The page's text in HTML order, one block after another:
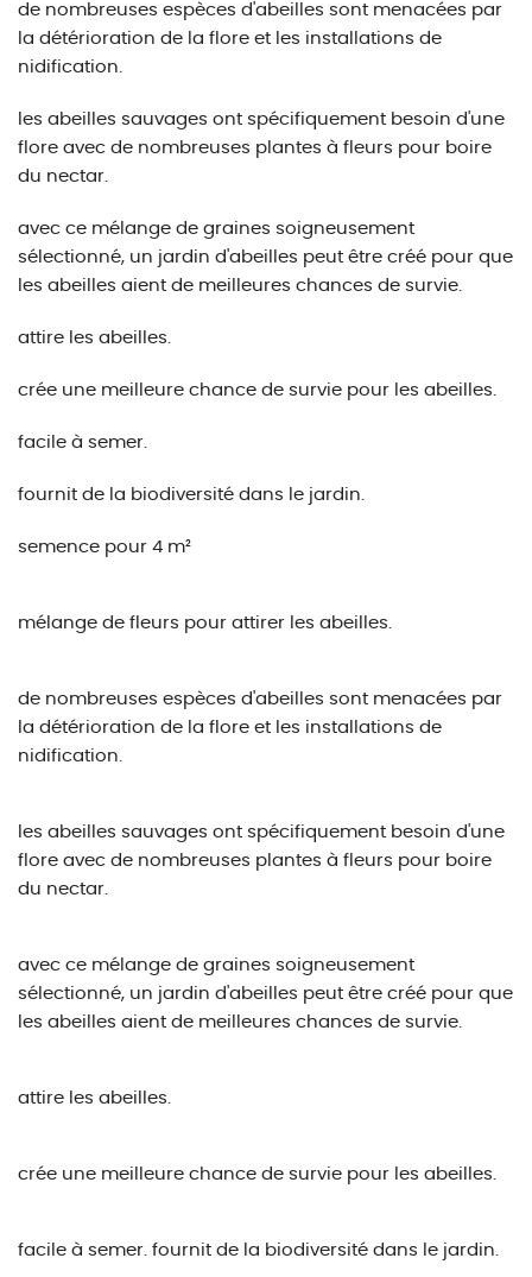
de nombreuses espèces d'abeilles sont menacées par
la détérioration de la flore et les installations de
nidification.
les abeilles sauvages ont spécifiquement besoin d'une
flore avec de nombreuses plantes à fleurs pour boire
du nectar.
avec ce mélange de graines soigneusement
sélectionné, un jardin d'abeilles peut être créé pour que
les abeilles aient de meilleures chances de survie.
attire les abeilles.
crée une meilleure chance de survie pour les abeilles.
facile à semer.
fournit de la biodiversité dans le jardin.
semence pour 4 m²
mélange de fleurs pour attirer les abeilles.
de nombreuses espèces d'abeilles sont menacées par
la détérioration de la flore et les installations de
nidification.
les abeilles sauvages ont spécifiquement besoin d'une
flore avec de nombreuses plantes à fleurs pour boire
du nectar.
avec ce mélange de graines soigneusement
sélectionné, un jardin d'abeilles peut être créé pour que
les abeilles aient de meilleures chances de survie.
attire les abeilles.
crée une meilleure chance de survie pour les abeilles.
facile à semer. fournit de la biodiversité dans le jardin.